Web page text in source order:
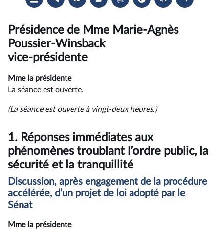
le
sommaire
le
compte
au
document
du
compte
rendu
dossiers
législatifs
au
cahier
Présidence de Mme Marie-Agnès
Poussier-Winsback
vice-présidente
Mme la présidente
La séance est ouverte.
(La séance est ouverte à vingt-deux heures.)
1. Réponses immédiates aux
phénomènes troublant l’ordre public, la
sécurité et la tranquillité
Discussion, après engagement de la procédure
accélérée, d’un projet de loi adopté par le
Sénat
Mme la présidente